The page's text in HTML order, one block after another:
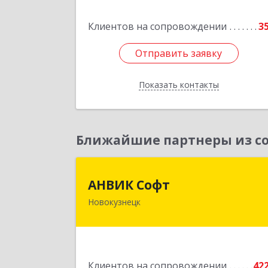
Клиентов на сопровождении
Отправить заявку
Показать контакты
Отправить заявку
Назад
Ближайшие партнеры из
АНВИК Софт
Новокузнецк654079, Кемеровская область -